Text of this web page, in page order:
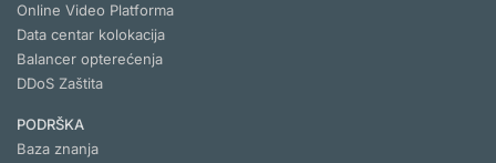
Online Video Platforma
Data centar kolokacija
Balancer opterećenja
DDoS Zaštita
PODRŠKA
Baza znanja